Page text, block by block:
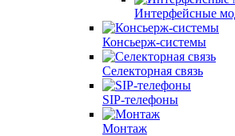
Интерфейсные
Консьерж-системы
Селекторная связь
SIP‑телефоны
Монтаж